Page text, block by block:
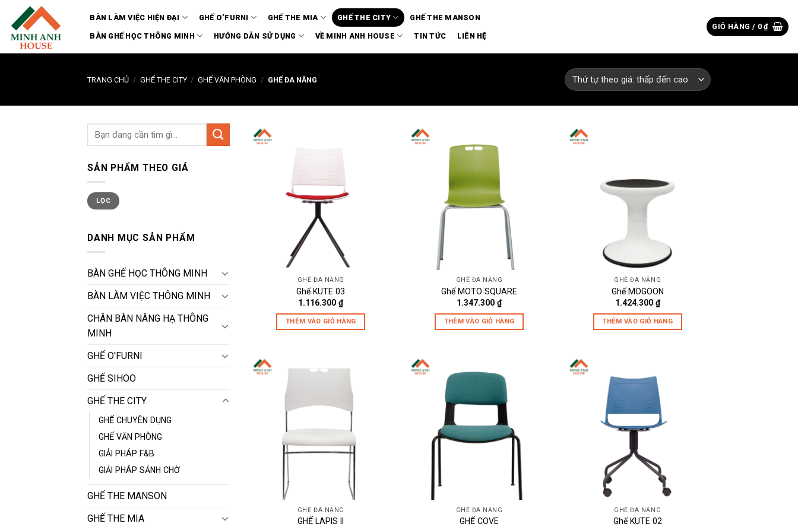
Chuyển
đến
nội
dung
BÀN LÀM VIỆC HIỆN ĐẠI GHẾ O’FURNI GHẾ THE MIA GHẾ THE CITY GHẾ THE MANSON
BÀN GHẾ HỌC THÔNG MINH HƯỚNG DẪN SỬ DỤNG VỀ MINH ANH HOUSE TIN TỨC LIÊN HỆ
GIỎ HÀNG / 0₫
TRANG CHỦ / GHẾ THE CITY / GHẾ VĂN PHÒNG / GHẾ ĐA NĂNG
SẢN PHẨM THEO GIÁ
Giá
thấp
nhất
Giá
cao
nhất
LỌC
DANH MỤC SẢN PHẨM
BÀN GHẾ HỌC THÔNG MINH
BÀN LÀM VIỆC THÔNG MINH
CHÂN BÀN NÂNG HẠ THÔNG
MINH
GHẾ O'FURNI
GHẾ SIHOO
GHẾ THE CITY
GHẾ CHUYÊN DỤNG
GHẾ VĂN PHÒNG
GIẢI PHÁP F&B
GIẢI PHÁP SẢNH CHỜ
GHẾ THE MANSON
GHẾ THE MIA
GHẾ ĐA NĂNG
Ghế KUTE 03
1.116.300₫
THÊM VÀO GIỎ HÀNG
GHẾ ĐA NĂNG
Ghế MOTO SQUARE
1.347.300 ₫
THÊM VÀO GIỎ HÀNG
GHẾ ĐA NĂNG
Ghế MOGOON
1.424.300 ₫
THÊM VÀO GIỎ HÀNG
GHẾ ĐA NĂNG
GHẾ LAPIS II
GHẾ ĐA NĂNG
GHẾ COVE
GHẾ ĐA NĂNG
Ghế KUTE 02